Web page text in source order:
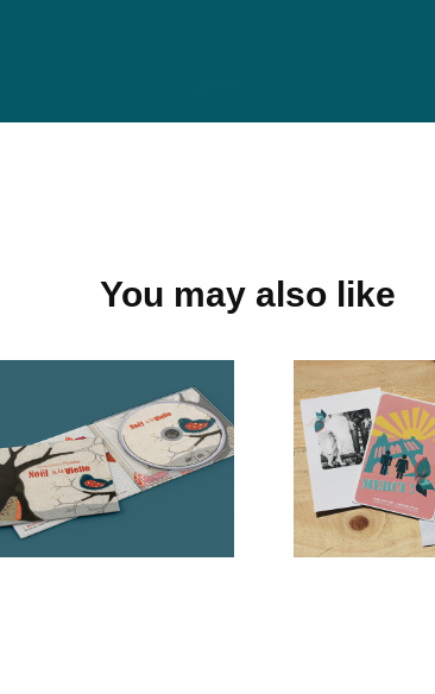
You may also like
Noël à la
Vielle
Communication culturelle •
Jaquette CD
Faire
de
Illustration //